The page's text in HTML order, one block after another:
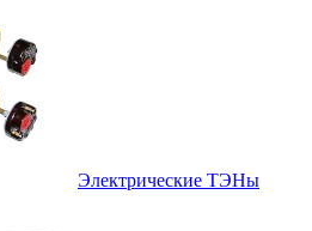
Электрические ТЭНы